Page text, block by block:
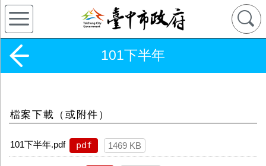
101下半年
檔案下載（或附件）
101下半年.pdf pdf 1469 KB